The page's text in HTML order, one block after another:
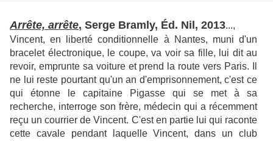
Arrête, arrête, Serge Bramly, Éd. Nil, 2013...,
Vincent, en liberté conditionnelle à Nantes, muni d'un
bracelet électronique, le coupe, va voir sa fille, lui dit au
revoir, emprunte sa voiture et prend la route vers Paris. Il
ne lui reste pourtant qu'un an d'emprisonnement, c'est ce
qui étonne le capitaine Pigasse qui se met à sa
recherche, interroge son frère, médecin qui a récemment
reçu un courrier de Vincent. C'est en partie lui qui raconte
cette cavale pendant laquelle Vincent, dans un club